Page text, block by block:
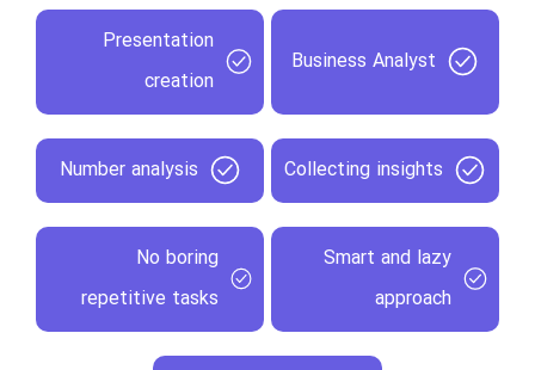
Business Analyst
Presentation
creation
Collecting insights
Number analysis
Smart and lazy
approach
No boring
repetitive tasks